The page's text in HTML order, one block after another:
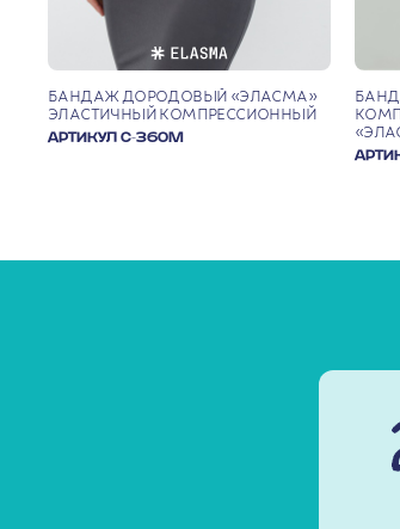
БАНДАЖ ДОРОДОВЫЙ «ЭЛАСМА»
ЭЛАСТИЧНЫЙ КОМПРЕССИОННЫЙ
АРТИКУЛ С-360М